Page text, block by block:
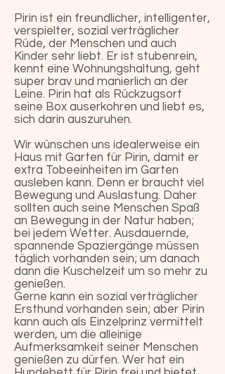
Pirin ist ein freundlicher, intelligenter,
verspielter, sozial verträglicher
Rüde, der Menschen und auch
Kinder sehr liebt. Er ist stubenrein,
kennt eine Wohnungshaltung, geht
super brav und manierlich an der
Leine. Pirin hat als Rückzugsort
seine Box auserkohren und liebt es,
sich darin auszuruhen.
Wir wünschen uns idealerweise ein
Haus mit Garten für Pirin, damit er
extra Tobeeinheiten im Garten
ausleben kann. Denn er braucht viel
Bewegung und Auslastung. Daher
sollten auch seine Menschen Spaß
an Bewegung in der Natur haben;
bei jedem Wetter. Ausdauernde,
spannende Spaziergänge müssen
täglich vorhanden sein; um danach
dann die Kuschelzeit um so mehr zu
genießen.
Gerne kann ein sozial verträglicher
Ersthund vorhanden sein; aber Pirin
kann auch als Einzelprinz vermittelt
werden, um die alleinige
Aufmerksamkeit seiner Menschen
genießen zu dürfen. Wer hat ein